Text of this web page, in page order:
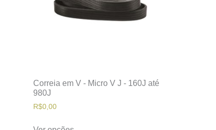
Correia em V - Micro V J - 160J até
980J
R$0,00